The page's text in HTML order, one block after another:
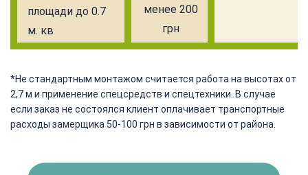
менее 200
грн
площади до 0.7
м. кв
*Не стандартным монтажом считается работа на высотах от
2,7 м и применение спецсредств и спецтехники. В случае
если заказ не состоялся клиент оплачивает транспортные
расходы замерщика 50-100 грн в зависимости от района.